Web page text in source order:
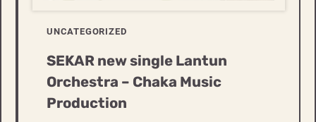
UNCATEGORIZED
SEKAR new single Lantun
Orchestra – Chaka Music
Production